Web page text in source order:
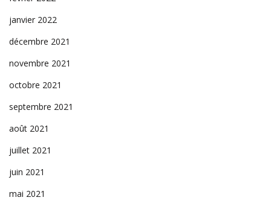
janvier 2022
décembre 2021
novembre 2021
octobre 2021
septembre 2021
août 2021
juillet 2021
juin 2021
mai 2021